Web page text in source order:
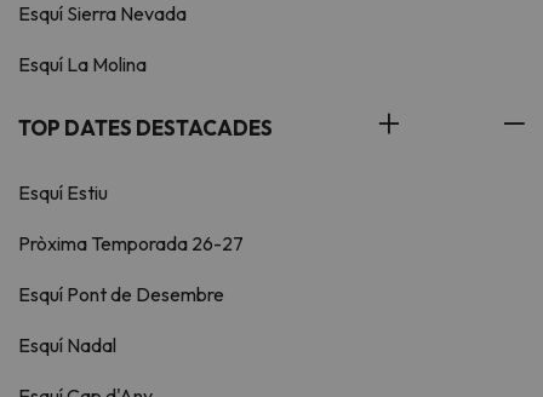
Esquí Sierra Nevada
Esquí La Molina
TOP DATES DESTACADES
Esquí Estiu
Pròxima Temporada 26-27
Esquí Pont de Desembre
Esquí Nadal